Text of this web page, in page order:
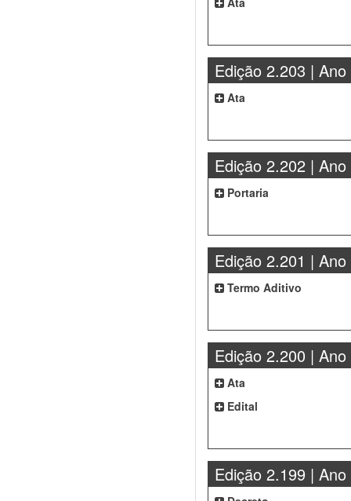
Edição 2.203 | Ano
Ata
Edição 2.202 | Ano
Portaria
Edição 2.201 | Ano
Termo Aditivo
Edição 2.200 | Ano
Ata
Edital
Edição 2.199 | Ano